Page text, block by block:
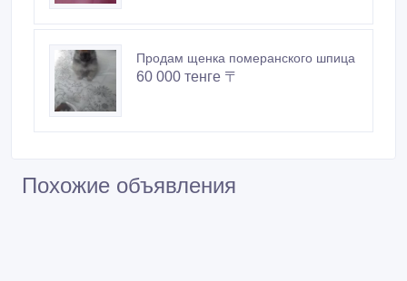
Продам щенка померанского шпица
60 000 тенге 〒
Похожие объявления